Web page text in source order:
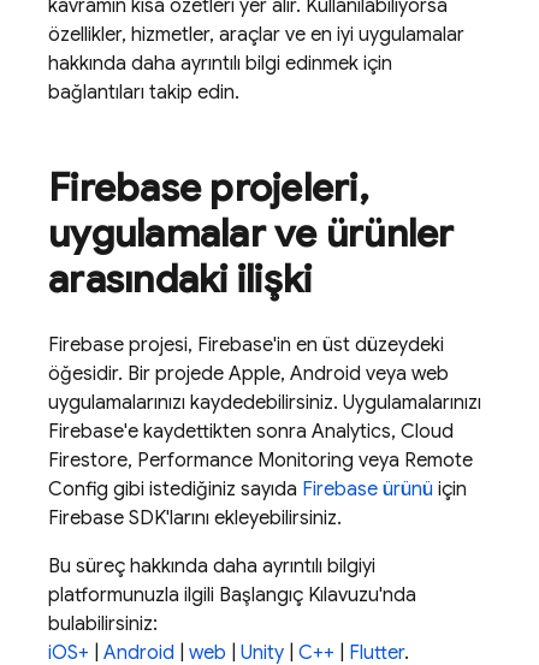
kavramın kısa özetleri yer alır. Kullanılabiliyorsa
özellikler, hizmetler, araçlar ve en iyi uygulamalar
hakkında daha ayrıntılı bilgi edinmek için
bağlantıları takip edin.
Firebase projeleri,
uygulamalar ve ürünler
arasındaki ilişki
Firebase projesi, Firebase'in en üst düzeydeki
öğesidir. Bir projede Apple, Android veya web
uygulamalarınızı kaydedebilirsiniz. Uygulamalarınızı
Firebase'e kaydettikten sonra Analytics, Cloud
Firestore, Performance Monitoring veya Remote
Config gibi istediğiniz sayıda Firebase ürünü için
Firebase SDK'larını ekleyebilirsiniz.
Bu süreç hakkında daha ayrıntılı bilgiyi
platformunuzla ilgili Başlangıç Kılavuzu'nda
bulabilirsiniz:
iOS+
Android web Unity C++ Flutter.